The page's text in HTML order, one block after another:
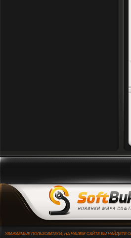
УВАЖАЕМЫЕ ПОЛЬЗОВАТЕЛИ, НА НАШЕМ САЙТЕ ВЫ НАЙДЕТЕ